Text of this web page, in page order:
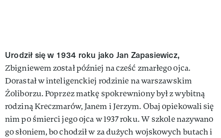
Urodził się w 1934 roku jako Jan Zapasiewicz,
Zbigniewem został później na cześć zmarłego ojca.
Dorastał w inteligenckiej rodzinie na warszawskim
Żoliborzu. Poprzez matkę spokrewniony był z wybitną
rodziną Kreczmarów, Janem i Jerzym. Obaj opiekowali się
nim po śmierci jego ojca w 1937 roku. W szkole nazywano
go słoniem, bo chodził w za dużych wojskowych butach i